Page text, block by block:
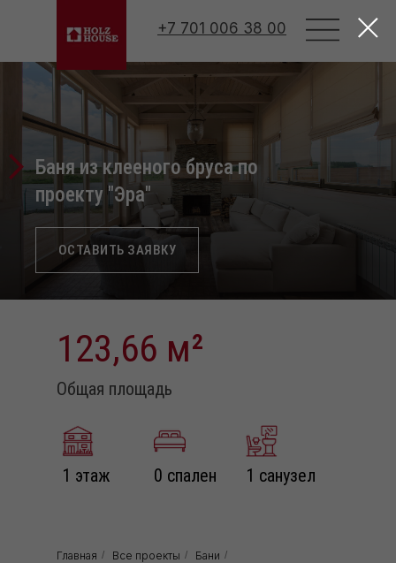
+7 701 006 38 00
Html code will be here
Баня из клееного бруса по
проекту "Эра"
ОСТАВИТЬ ЗАЯВКУ
123,66 м²
Общая площадь
1 этаж 0 спален 1 санузел
Главная / Все проекты / Бани /